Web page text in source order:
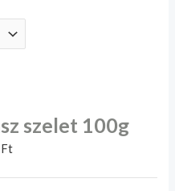
szelet 100g
Ft